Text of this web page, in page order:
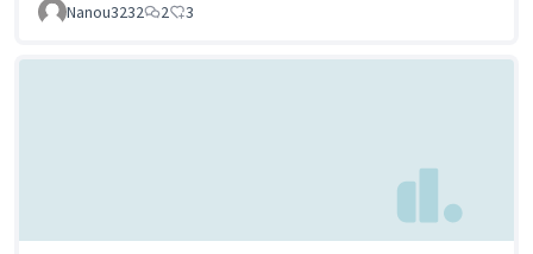
Nanou3232
2 3